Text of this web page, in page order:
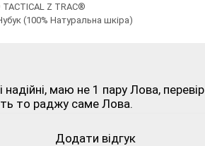
Z TRAC®
(100% Натуральна шкіра)
і надійні, маю не 1 пару Лова,
то раджу саме Лова.
Додати відгук